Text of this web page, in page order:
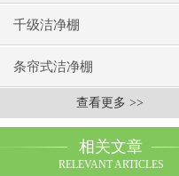
千级洁净棚
条帘式洁净棚
查看更多 >>
相关文章
RELEVANT ARTICLES